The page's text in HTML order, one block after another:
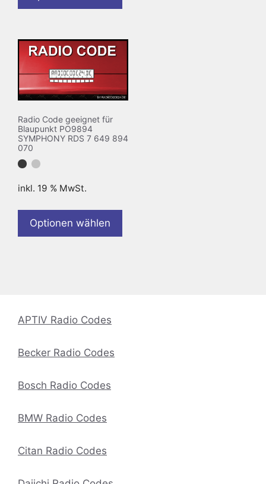
Radio Code geeignet für
Blaupunkt PO9894
SYMPHONY RDS 7 649 894
070
inkl. 19 % MwSt.
Optionen wählen
APTIV Radio Codes
Becker Radio Codes
Bosch Radio Codes
BMW Radio Codes
Citan Radio Codes